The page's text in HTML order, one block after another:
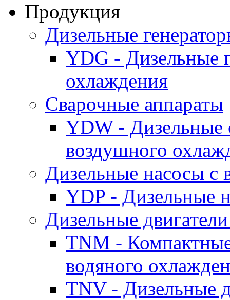
Продукция
Дизельные
YDG - Дизельные
охлаждения
Cварочные аппараты
YDW - Дизельные
воздушного
Дизельные насосы
YDP - Дизельные
Дизельные
TNM -
водяного
TNV - Дизельные